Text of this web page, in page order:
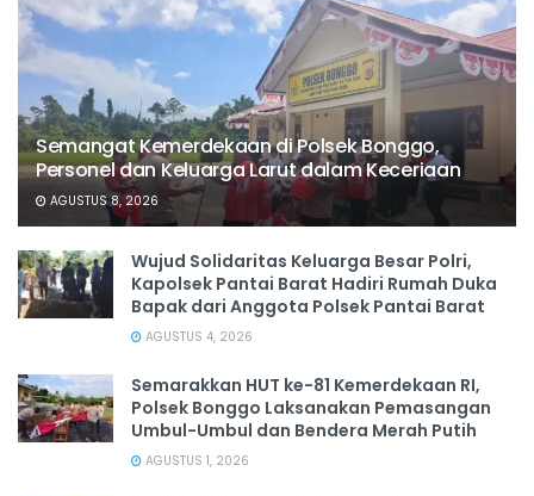
Semangat Kemerdekaan di Polsek Bonggo,
Personel dan Keluarga Larut dalam Keceriaan
AGUSTUS 8, 2026
Wujud Solidaritas Keluarga Besar Polri,
Kapolsek Pantai Barat Hadiri Rumah Duka
Bapak dari Anggota Polsek Pantai Barat
AGUSTUS 4, 2026
Semarakkan HUT ke-81 Kemerdekaan RI,
Polsek Bonggo Laksanakan Pemasangan
Umbul-Umbul dan Bendera Merah Putih
AGUSTUS 1, 2026